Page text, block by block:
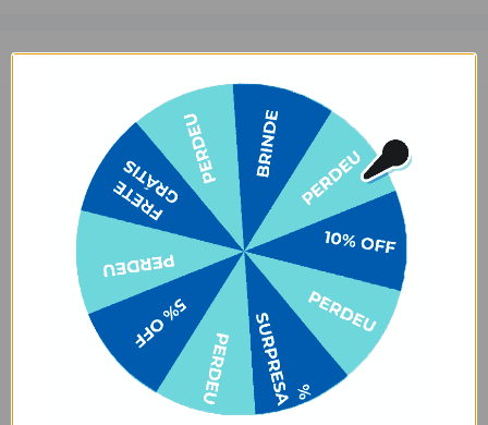
Descrição
Praticidade em tamanho compacto? Agora você tem! A Garrafa
Térmica Fresh 350ml é a melhor escolha para quem quer manter a
bebida na temperatura certa e não abre mão de levá-la para todo
lugar! O tamanho compacto deixa mais espaço livre na tua bolsa 🙂.
São apenas 16cm de altura mantendo sua bebida até 24h fria ou
12h quente, e tem mais um detalhe: ela tem uma alça para
transportá-la. Incrível, né?
Para manter sua bebida ainda mais gelada, recomendamos colocar
gelo dentro da garrafa. É só escolher a sua cor favorita e a estampa
daquele personagem que você não vive sem. Beber água nunca foi
tão divertido!
Dimensões e Composição